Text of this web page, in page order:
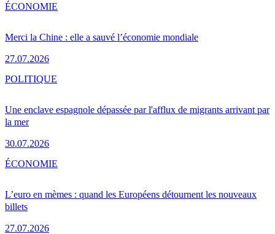
Merci la Chine : elle a sauvé l’économie mondiale
27.07.2026
ÉCONOMIE
Une enclave espagnole dépassée par l'afflux de migrants arrivant par
la mer
30.07.2026
POLITIQUE
L’euro en mèmes : quand les Européens détournent les nouveaux
billets
27.07.2026
ÉCONOMIE